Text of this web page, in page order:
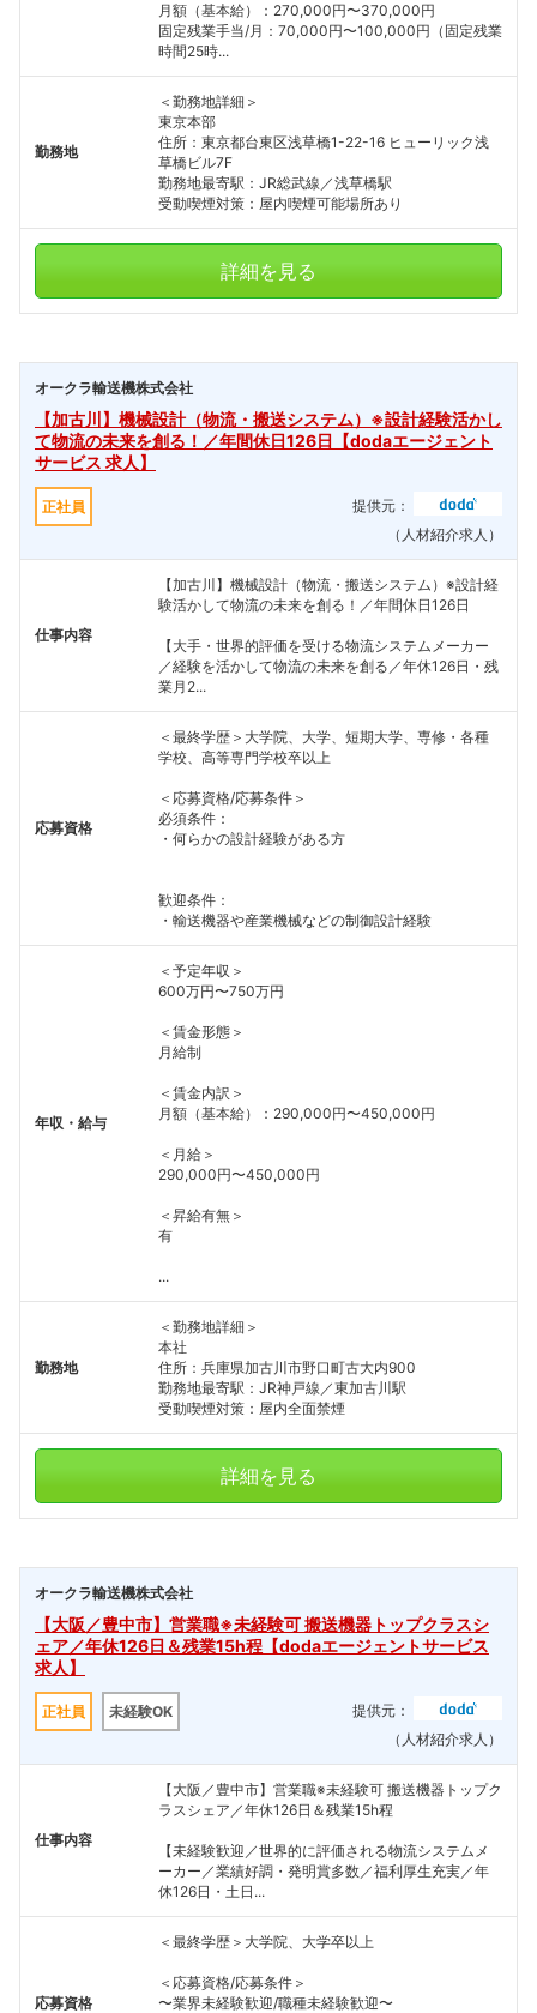
こちらの企業もフォローしませんか？
月額（基本給）：270,000円〜370,000円
固定残業手当/月：70,000円〜100,000円（固定残業
時間25時...
勤務地
＜勤務地詳細＞
東京本部
住所：東京都台東区浅草橋1-22-16 ヒューリック浅
草橋ビル7F
勤務地最寄駅：JR総武線／浅草橋駅
受動喫煙対策：屋内喫煙可能場所あり
詳細を見る
オークラ輸送機株式会社
【加古川】機械設計（物流・搬送システム）※設計経験活かし
て物流の未来を創る！／年間休日126日【dodaエージェント
サービス 求人】
正社員
提供元：
（人材紹介求人）
仕事内容
【加古川】機械設計（物流・搬送システム）※設計経
験活かして物流の未来を創る！／年間休日126日
【大手・世界的評価を受ける物流システムメーカー
／経験を活かして物流の未来を創る／年休126日・残
業月2...
応募資格
＜最終学歴＞大学院、大学、短期大学、専修・各種
学校、高等専門学校卒以上
＜応募資格/応募条件＞
必須条件：
・何らかの設計経験がある方
歓迎条件：
・輸送機器や産業機械などの制御設計経験
年収・給与
＜予定年収＞
600万円〜750万円
＜賃金形態＞
月給制
＜賃金内訳＞
月額（基本給）：290,000円〜450,000円
＜月給＞
290,000円〜450,000円
＜昇給有無＞
有
...
勤務地
＜勤務地詳細＞
本社
住所：兵庫県加古川市野口町古大内900
勤務地最寄駅：JR神戸線／東加古川駅
受動喫煙対策：屋内全面禁煙
詳細を見る
オークラ輸送機株式会社
【大阪／豊中市】営業職※未経験可 搬送機器トップクラスシ
ェア／年休126日＆残業15h程【dodaエージェントサービス
求人】
正社員 未経験OK
提供元：
（人材紹介求人）
仕事内容
【大阪／豊中市】営業職※未経験可 搬送機器トップク
ラスシェア／年休126日＆残業15h程
【未経験歓迎／世界的に評価される物流システムメ
ーカー／業績好調・発明賞多数／福利厚生充実／年
休126日・土日...
応募資格
＜最終学歴＞大学院、大学卒以上
＜応募資格/応募条件＞
〜業界未経験歓迎/職種未経験歓迎〜